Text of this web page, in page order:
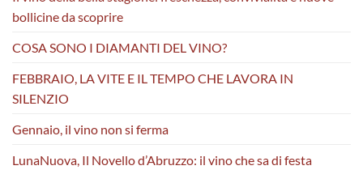
bollicine da scoprire
COSA SONO I DIAMANTI DEL VINO?
FEBBRAIO, LA VITE E IL TEMPO CHE LAVORA IN
SILENZIO
Gennaio, il vino non si ferma
LunaNuova, Il Novello d’Abruzzo: il vino che sa di festa